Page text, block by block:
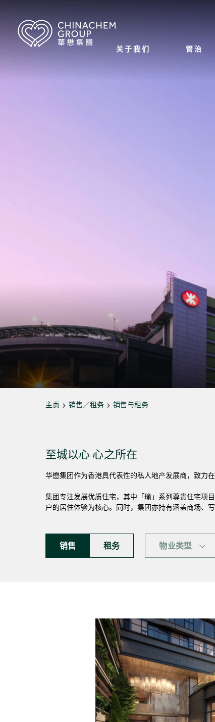
关于我们 管治
主页 销售／租务 销售与租务
至城以心 心之所在
华懋集团作为香港具代表性的私人地产发展商，致力
集团专注发展优质住宅，其中「瑜」系列尊贵住宅项
户的居住体验为核心。同时，集团亦持有涵盖商场、
销售 租务 物业类型